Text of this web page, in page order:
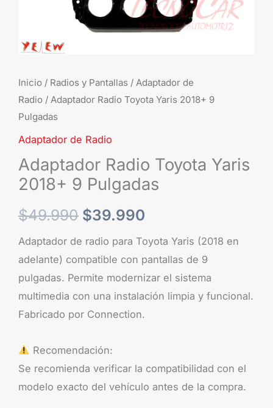
Inicio / Radios y Pantallas / Adaptador de
Radio / Adaptador Radio Toyota Yaris 2018+ 9
Pulgadas
Adaptador de Radio
Adaptador Radio Toyota Yaris
2018+ 9 Pulgadas
$49.990 $39.990
Adaptador de radio para Toyota Yaris (2018 en
adelante) compatible con pantallas de 9
pulgadas. Permite modernizar el sistema
multimedia con una instalación limpia y funcional.
Fabricado por Connection.
Recomendación:
Se recomienda verificar la compatibilidad con el
modelo exacto del vehículo antes de la compra.